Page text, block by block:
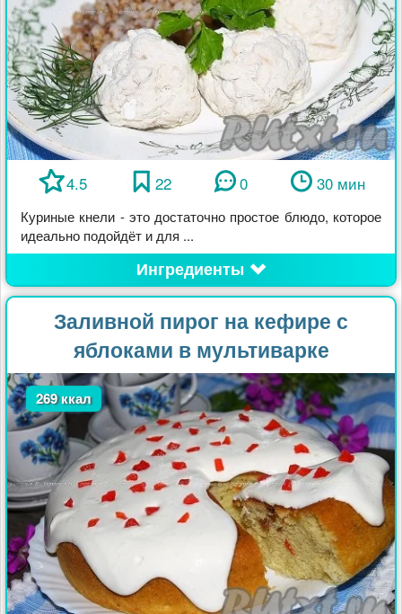
4.5 22 0 30 мин
Куриные кнели - это достаточно простое блюдо, которое
идеально подойдёт и для ...
Ингредиенты
Заливной пирог на кефире с
яблоками в мультиварке
269 ккал